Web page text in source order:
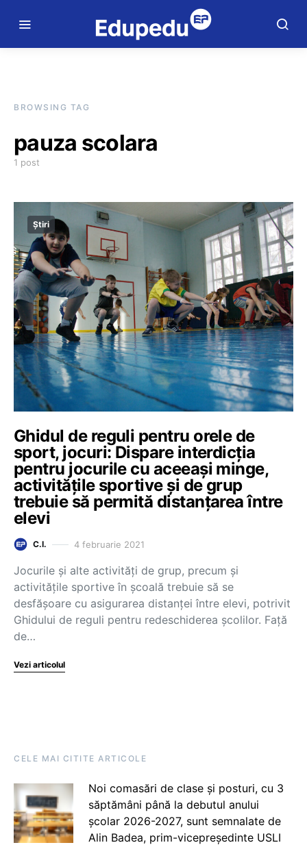
BROWSING TAG
pauza scolara
1 post
Știri
Ghidul de reguli pentru orele de
sport, jocuri: Dispare interdicția
pentru jocurile cu aceeași minge,
activitățile sportive și de grup
trebuie să permită distanțarea între
elevi
C.I. 4 februarie 2021
Jocurile și alte activități de grup, precum și
activitățile sportive în școală trebuie să se
desfășoare cu asigurarea distanței între elevi, potrivit
Ghidului de reguli pentru redeschiderea școlilor. Față
de…
Vezi articolul
CELE MAI CITITE ARTICOLE
Noi comasări de clase și posturi, cu 3
săptămâni până la debutul anului
școlar 2026-2027, sunt semnalate de
Alin Badea, prim-vicepreședinte USLI